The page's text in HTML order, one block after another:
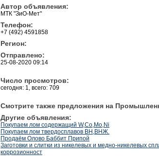
Автор объявления:
МТК "ЗиО-Мет"
Телефон:
+7 (492) 4591858
Регион:
Отправлено:
25-08-2020 09:14
Число просмотров:
сегодня: 1, всего: 709
Смотрите также предложения на
Другие объявления:
Покупаем лом содержащий W,Co,Mo,Ni
Покупаем лом твердосплавов ВН,ВНЖ.
Продаём Олово Баббит Припой
Заготовки и слитки из никелевых и медно-никелевых
коррозионност